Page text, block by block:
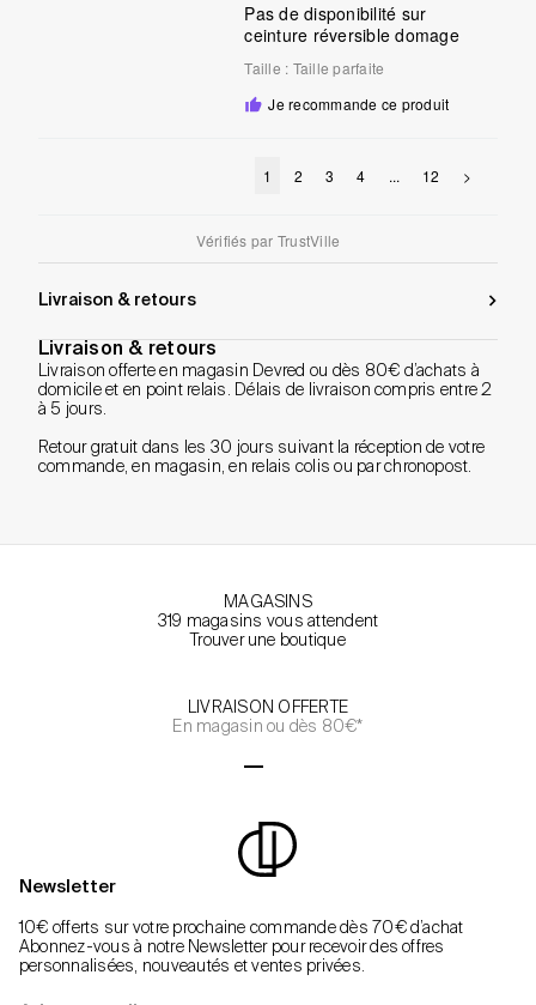
Pas de disponibilité sur
ceinture réversible domage
Taille : Taille parfaite
Je recommande ce produit
1 2 3 4 ... 12 >
Vérifiés par TrustVille
Livraison & retours
Livraison & retours
Livraison offerte en magasin Devred ou dès 80€ d’achats à
domicile et en point relais. Délais de livraison compris entre 2
à 5 jours.
Retour gratuit dans les 30 jours suivant la réception de votre
commande, en magasin, en relais colis ou par chronopost.
MAGASINS
319 magasins vous attendent
Trouver une boutique
LIVRAISON OFFERTE
En magasin ou dès 80€*
Newsletter
10€ offerts sur votre prochaine commande dès 70€ d’achat
Abonnez-vous à notre Newsletter pour recevoir des offres
personnalisées, nouveautés et ventes privées.